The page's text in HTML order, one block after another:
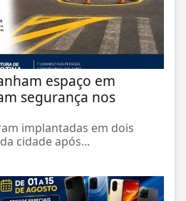
espaço em
segurança nos
implantadas em dois
cidade após...